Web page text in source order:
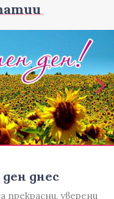
днес
прекрасни, уверени